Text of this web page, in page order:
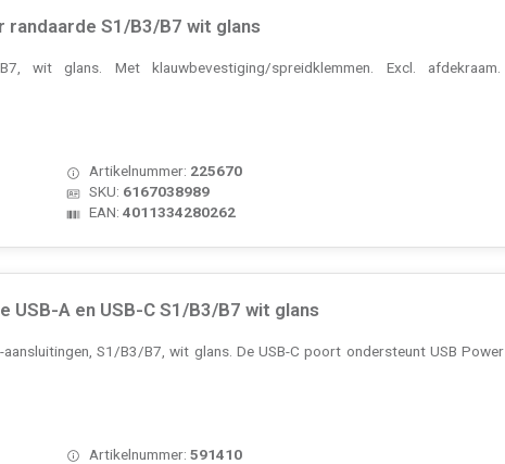
S1/B3/B7 wit glans
wit glans. Met klauwbevestiging/spreidklemmen. Excl. afdekraam.
Artikelnummer: 225670
SKU: 6167038989
EAN:4011334280262
A en USB-C S1/B3/B7 wit glans
S1/B3/B7, wit glans. De USB-C poort ondersteunt USB Power
Artikelnummer:591410